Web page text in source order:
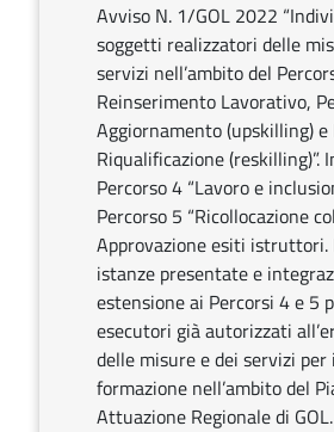
Avviso N. 1/GOL 2022
soggetti realizzatori delle
servizi nell’ambito del
Reinserimento Lavorativo,
Aggiornamento (upskilling) e
Riqualificazione (reskilling)”.
Percorso 4 “Lavoro e
Percorso 5 “Ricollocazione
Approvazione esiti istruttori.
istanze presentate e
estensione ai Percorsi 4 e 5
esecutori già autorizzati
delle misure e dei servizi per
formazione nell’ambito del
Attuazione Regionale di GOL.